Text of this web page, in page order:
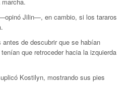
Jilin—, en cambio, si los tararos
de descubrir que se habían
que retroceder hacia la izquierda
Kostilyn, mostrando sus pies